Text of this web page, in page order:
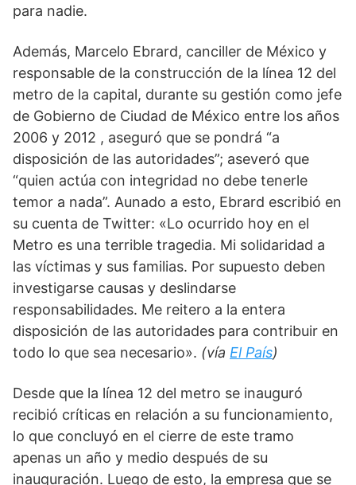
para nadie.
Además, Marcelo Ebrard, canciller de México y
responsable de la construcción de la línea 12 del
metro de la capital, durante su gestión como jefe
de Gobierno de Ciudad de México entre los años
2006 y 2012 , aseguró que se pondrá “a
disposición de las autoridades”; aseveró que
“quien actúa con integridad no debe tenerle
temor a nada”. Aunado a esto, Ebrard escribió en
su cuenta de Twitter: «Lo ocurrido hoy en el
Metro es una terrible tragedia. Mi solidaridad a
las víctimas y sus familias. Por supuesto deben
investigarse causas y deslindarse
responsabilidades. Me reitero a la entera
disposición de las autoridades para contribuir en
todo lo que sea necesario». (vía El País)
Desde que la línea 12 del metro se inauguró
recibió críticas en relación a su funcionamiento,
lo que concluyó en el cierre de este tramo
apenas un año y medio después de su
inauguración. Luego de esto, la empresa que se